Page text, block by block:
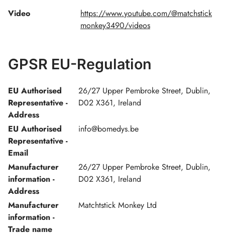
Video
https://www.youtube.com/@matchstick
monkey3490/videos
GPSR EU-Regulation
EU Authorised
Representative -
Address
26/27 Upper Pembroke Street, Dublin,
D02 X361, Ireland
EU Authorised
Representative -
Email
info@bomedys.be
Manufacturer
information -
Address
26/27 Upper Pembroke Street, Dublin,
D02 X361, Ireland
Manufacturer
information -
Trade name
Matchtstick Monkey Ltd